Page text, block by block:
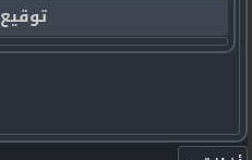
توقيع VIP